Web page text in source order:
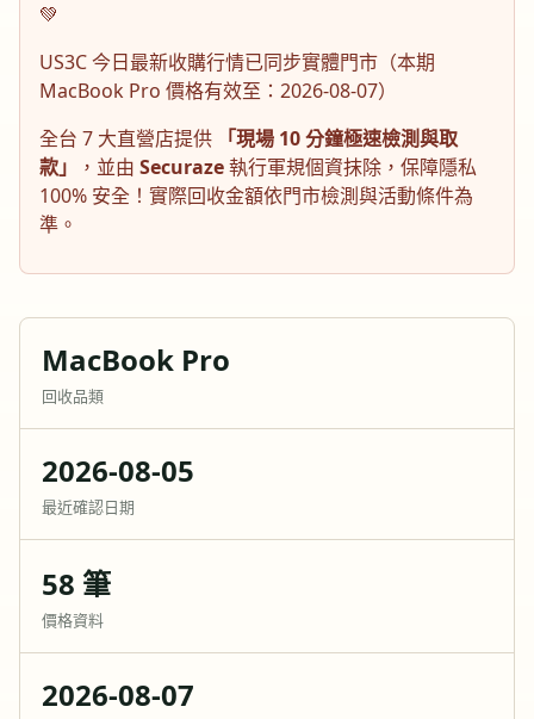
💚
US3C 今日最新收購行情已同步實體門市（本期
MacBook Pro 價格有效至： 2026-08-07）
全台 7 大直營店提供
「現場 10 分鐘極速檢測與取
款」
，並由 Securaze執行軍規個資抹除，保障隱私
100% 安全！實際回收金額依門市檢測與活動條件為
準。
MacBook Pro
回收品類
2026-08-05
最近確認日期
58 筆
價格資料
2026-08-07